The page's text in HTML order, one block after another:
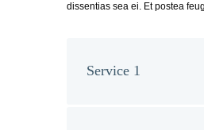
dissentias sea ei. Et postea
Service 1